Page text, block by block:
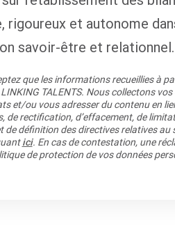
rigoureux et autonome
savoir-être et relationnel.
que les informations recueillies à
TALENTS. Nous collectons
et/ou vous adresser du contenu en
de rectification, d’effacement, de
de définition des directives relatives
ici. En cas de contestation, une
de protection de vos données